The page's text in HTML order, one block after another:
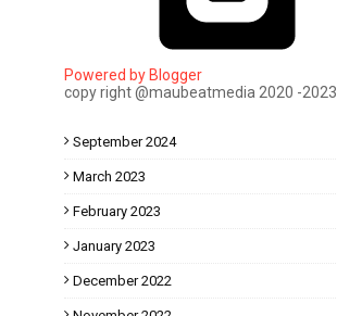
Powered by Blogger
copy right @maubeatmedia 2020 -2023
September 2024
March 2023
February 2023
January 2023
December 2022